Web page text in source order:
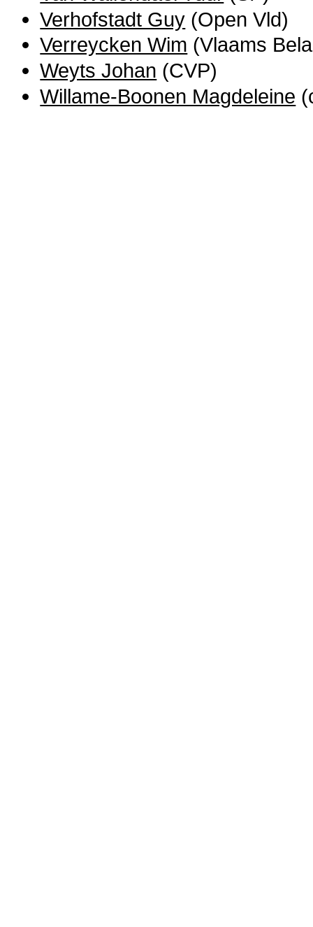
Verhofstadt Guy (Open Vld)
Verreycken Wim (Vlaams
Weyts Johan (CVP)
Willame-Boonen Magdeleine